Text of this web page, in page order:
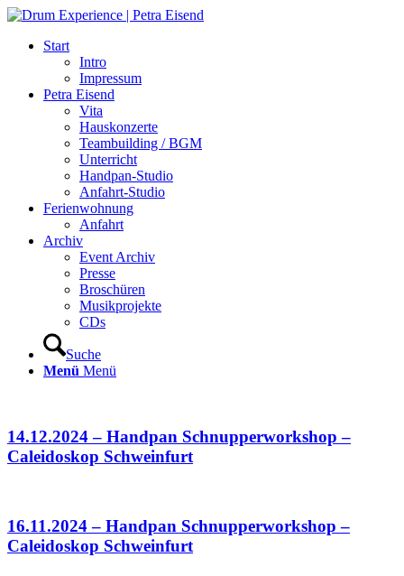
Start
Intro
Impressum
Petra Eisend
Vita
Hauskonzerte
Teambuilding / BGM
Unterricht
Handpan-Studio
Anfahrt-Studio
Ferienwohnung
Anfahrt
Archiv
Event Archiv
Presse
Broschüren
Musikprojekte
CDs
Suche
Menü Menü
14.12.2024 – Handpan Schnupperworkshop –
Caleidoskop Schweinfurt
16.11.2024 – Handpan Schnupperworkshop –
Caleidoskop Schweinfurt